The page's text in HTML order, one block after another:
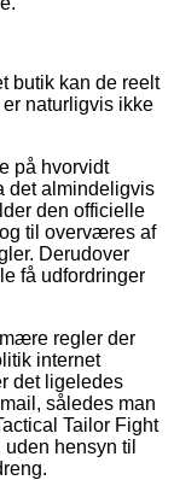
butik kan de reelt
naturligvis ikke
på hvorvidt
det almindeligvis
den officielle
til overværes af
Derudover
få udfordringer
regler der
internet
det ligeledes
således man
Tailor Fight
hensyn til